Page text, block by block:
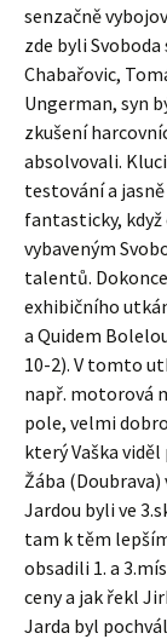
senzačně
zde byli
Chabařovic,
Ungerman, syn
zkušení
absolvovali.
testování a
fantasticky, když
vybaveným
talentů.
exhibičního
a Quidem
10-2). V tomto
např. motorová
pole, velmi
který Vaška
Žába
Jardou byli ve
tam k těm
obsadili 1. a
ceny a jak řekl
Jarda byl